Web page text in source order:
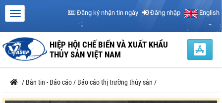
Đăng ký nhận tin ngày Đăng nhập English
HIỆP HỘI CHẾ BIẾN VÀ XUẤT KHẨU
THỦY SẢN VIỆT NAM
/ Bản tin - Báo cáo / Báo cáo thị trường thủy sản /